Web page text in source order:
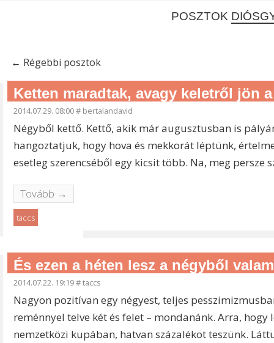
POSZTOK
← Régebbi posztok
Ketten maradtak, avagy keletről jön
2014.07.29. 08:00# bertalandavid
Négyből kettő. Kettő, akik már augusztusban is
hangoztatjuk, hogy hova és mekkorát léptünk,
esetleg szerencséből egy kicsit több. Na, meg persze
Tovább →
taccs
És ezen a héten lesz a négyből
2014.07.22. 19:19#taccs
Nagyon pozitívan egy négyest, teljes
reménnyel telve két és felet – mondanánk. Arra,
nemzetközi kupában, hatvan százalékot teszünk.